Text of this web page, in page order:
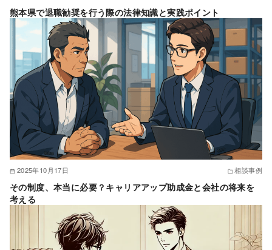
熊本県で退職勧奨を行う際の法律知識と実践ポイント
2025年10月17日 相談事例
その制度、本当に必要？キャリアアップ助成金と会社の将来を
考える